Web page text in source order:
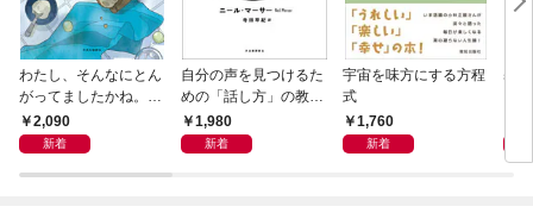
わたし、そんなにとん
がってましたかね。
獅子座、Ａ型、丙午は
めぐる
2,090
新着
自分の声を見つけるた
めの「話し方」の教
室 Ｏｒａｃｙ（オラ
シー）
1,980
新着
宇宙を味方にする方程
式
1,760
新着
基